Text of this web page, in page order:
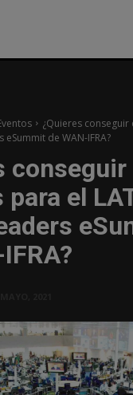
¿Quieres
eSummit de WAN-IFRA?
conseguir
para el